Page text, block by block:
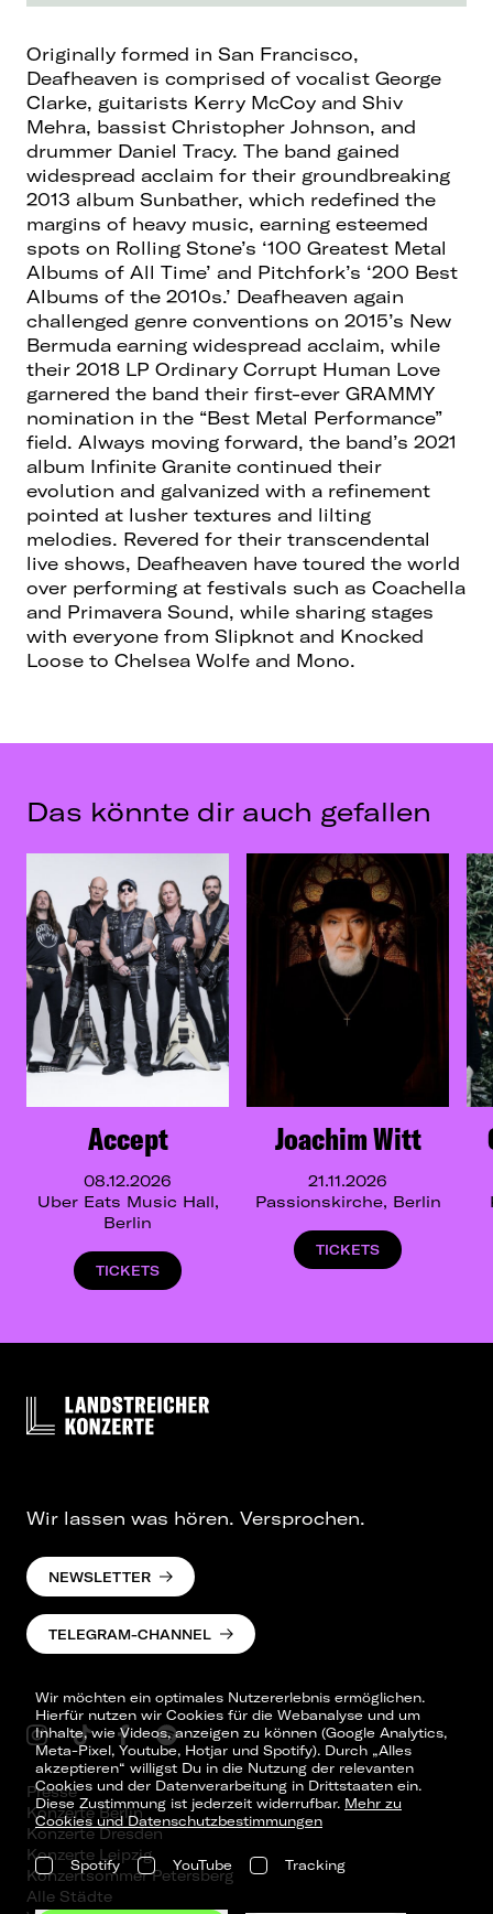
Originally formed in San Francisco,
Deafheaven is comprised of vocalist George
Clarke, guitarists Kerry McCoy and Shiv
Mehra, bassist Christopher Johnson, and
drummer Daniel Tracy. The band gained
widespread acclaim for their groundbreaking
2013 album Sunbather, which redefined the
margins of heavy music, earning esteemed
spots on Rolling Stone’s ‘100 Greatest Metal
Albums of All Time’ and Pitchfork’s ‘200 Best
Albums of the 2010s.’ Deafheaven again
challenged genre conventions on 2015’s New
Bermuda earning widespread acclaim, while
their 2018 LP Ordinary Corrupt Human Love
garnered the band their first-ever GRAMMY
nomination in the “Best Metal Performance”
field. Always moving forward, the band’s 2021
album Infinite Granite continued their
evolution and galvanized with a refinement
pointed at lusher textures and lilting
melodies. Revered for their transcendental
live shows, Deafheaven have toured the world
over performing at festivals such as Coachella
and Primavera Sound, while sharing stages
with everyone from Slipknot and Knocked
Loose to Chelsea Wolfe and Mono.
Das könnte dir auch gefallen
Accept
08.12.2026
Uber Eats Music Hall,
Berlin
TICKETS
Joachim Witt
21.11.2026
Passionskirche, Berlin
TICKETS
Wir möchten ein optimales Nutzererlebnis ermöglichen.
Hierfür nutzen wir Cookies für die Webanalyse und um
Inhalte, wie Videos, anzeigen zu können (Google Analytics,
Meta-Pixel, Youtube, Hotjar und Spotify). Durch „Alles
akzeptieren“ willigst Du in die Nutzung der relevanten
Cookies und der Datenverarbeitung in Drittstaaten ein.
Diese Zustimmung ist jederzeit widerrufbar. Mehr zu
Cookies und Datenschutzbestimmungen
Spotify YouTube Tracking
Wir lassen was hören. Versprochen.
NEWSLETTER
TELEGRAM-CHANNEL
Presse
Konzerte Berlin
Konzerte Dresden
Konzerte Leipzig
Konzertsommer Petersberg
Alle Städte